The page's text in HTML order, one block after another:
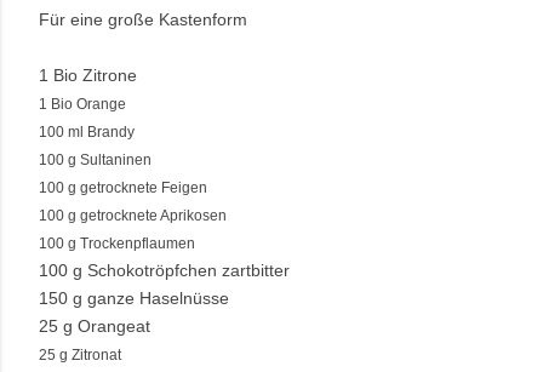
Für eine große Kastenform
1 Bio Zitrone
1 Bio Orange
100 ml Brandy
100 g Sultaninen
100 g getrocknete Feigen
100 g getrocknete Aprikosen
100 g Trockenpflaumen
100 g Schokotröpfchen zartbitter
150 g ganze Haselnüsse
25 g Orangeat
25 g Zitronat